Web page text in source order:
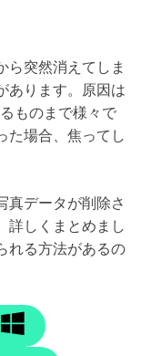
ら突然消えてしま
あります。原因は
ものまで様々で
た場合、焦ってし
真データが削除さ
詳しくまとめまし
れる方法があるの